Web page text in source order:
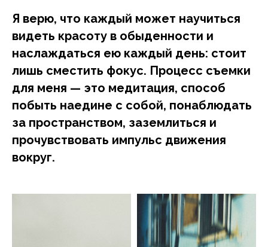
Я верю, что каждый может научиться
видеть красоту в обыденности и
наслаждаться ею каждый день: стоит
лишь сместить фокус. Процесс съемки
для меня — это медитация, способ
побыть наедине с собой, понаблюдать
за пространством, заземлиться и
прочувствовать импульс движения
вокруг.